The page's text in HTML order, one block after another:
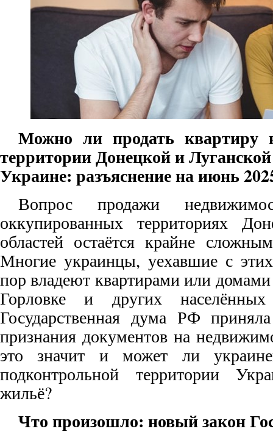
Можно ли продать квартиру
территории Донецкой и
Украине: разъяснение на июнь
Вопрос продажи
оккупированных территориях
областей остаётся крайне
Многие украинцы, уехавшие с
пор владеют квартирами или
Горловке и других
Государственная дума РФ
признания документов на
это значит и может ли
подконтрольной территории
жильё?
Что произошло: новый закон